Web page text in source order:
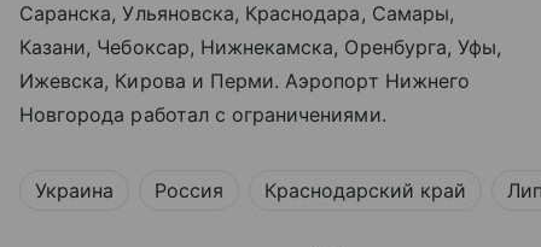
Саранска, Ульяновска, Краснодара, Самары,
Казани, Чебоксар, Нижнекамска, Оренбурга, Уфы,
Ижевска, Кирова и Перми. Аэропорт Нижнего
Новгорода работал с ограничениями.
Украина Россия Краснодарский край